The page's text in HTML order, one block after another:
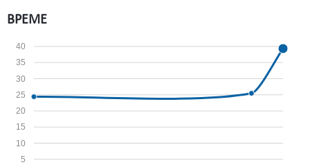
ВРЕМЕ
5
10
15
20
25
30
35
40